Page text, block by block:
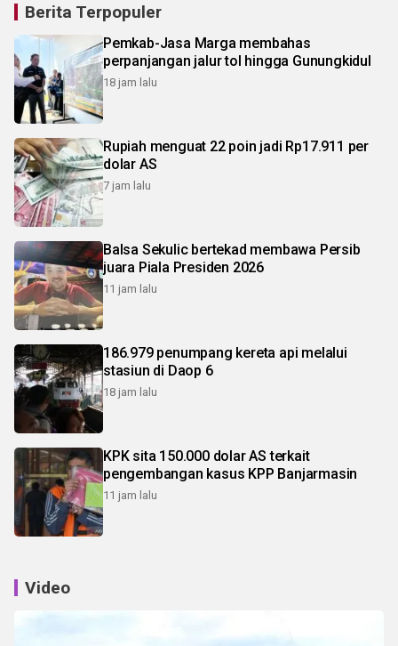
Berita Terpopuler
Pemkab-Jasa Marga membahas
perpanjangan jalur tol hingga Gunungkidul
18 jam lalu
Rupiah menguat 22 poin jadi Rp17.911 per
dolar AS
7 jam lalu
Balsa Sekulic bertekad membawa Persib
juara Piala Presiden 2026
11 jam lalu
186.979 penumpang kereta api melalui
stasiun di Daop 6
18 jam lalu
KPK sita 150.000 dolar AS terkait
pengembangan kasus KPP Banjarmasin
11 jam lalu
Video